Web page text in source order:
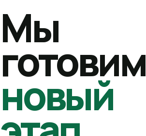
Мы
готовим
новый